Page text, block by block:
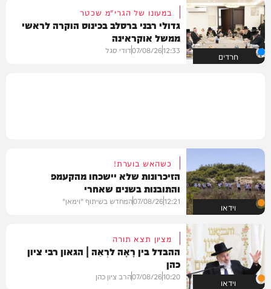
חרדים
במעונו של הגרי"מ שכטר
גדולי רבני ברסלב בכינוס הוקרה לראשי
ממשל אוקראינה
12:33
07/08/26דודי סגל
וידאו
כשהאש בוערת!
הזיכרונות שלא יישכחו מהקעמפ
והתובנות בשנים שאחרי
12:21
07/08/26המחדש בשיתוף "וימאן"
וידאו
מציון תצא תורה
ההבדל בין רָאָה לרְאֵה | הגאון רבי ציון
כהן
10:20
07/08/26הרב ציון כהן